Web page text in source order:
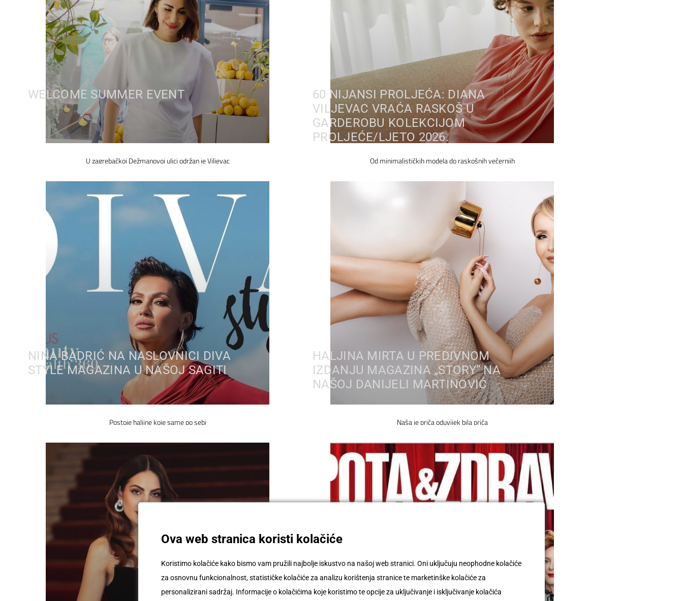
WELCOME SUMMER EVENT
U zagrebačkoj Dežmanovoj ulici održan je Viljevac
60 NIJANSI PROLJEĆA: DIANA
VILJEVAC VRAĆA RASKOŠ U
GARDEROBU KOLEKCIJOM
PROLJEĆE/LJETO 2026.
Od minimalističkih modela do raskošnih večernjih
NINA BADRIĆ NA NASLOVNICI DIVA
STYLE MAGAZINA U NAŠOJ SAGITI
Postoje haljine koje same po sebi
HALJINA MIRTA U PREDIVNOM
IZDANJU MAGAZINA „STORY“ NA
NAŠOJ DANIJELI MARTINOVIĆ
Naša je priča oduvijek bila priča
Ova web stranica koristi kolačiće
Koristimo kolačiće kako bismo vam pružili najbolje iskustvo na našoj web stranici. Oni uključuju neophodne kolačiće
za osnovnu funkcionalnost, statističke kolačiće za analizu korištenja stranice te marketinške kolačiće za
personalizirani sadržaj. Informacije o kolačićima koje koristimo te opcije za uključivanje i isključivanje kolačića